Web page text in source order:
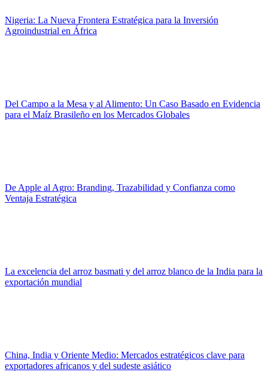
Nigeria: La Nueva Frontera Estratégica para la Inversión
Agroindustrial en África
Del Campo a la Mesa y al Alimento: Un Caso Basado en Evidencia
para el Maíz Brasileño en los Mercados Globales
De Apple al Agro: Branding, Trazabilidad y Confianza como
Ventaja Estratégica
La excelencia del arroz basmati y del arroz blanco de la India para la
exportación mundial
China, India y Oriente Medio: Mercados estratégicos clave para
exportadores africanos y del sudeste asiático